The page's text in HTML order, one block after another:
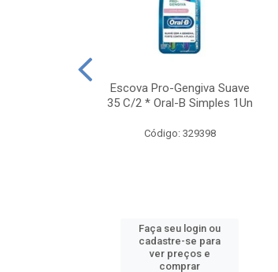
Escova Pro-Gengiva Suave
35 C/2 * Oral-B Simples 1Un
Código: 329398
Faça seu login ou
cadastre-se para
ver preços e
comprar